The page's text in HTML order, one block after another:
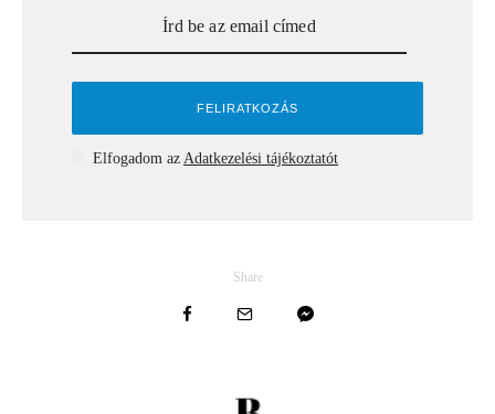
Elfogadom az Adatkezelési tájékoztatót
Share